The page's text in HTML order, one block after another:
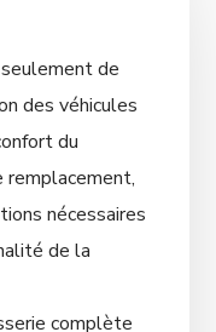
de
des véhicules
du
remplacement,
nécessaires
de la
complète